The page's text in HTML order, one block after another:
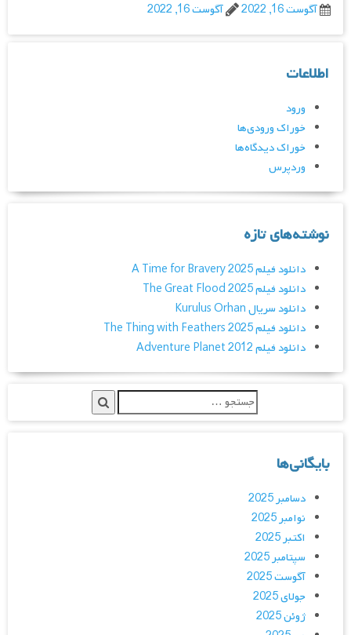
آگوست 16, 2022
آگوست 16, 2022
اطلاعات
ورود
خوراک ورودی‌ها
خوراک دیدگاه‌ها
وردپرس
نوشته‌های تازه
دانلود فیلم A Time for Bravery 2025
دانلود فیلم The Great Flood 2025
دانلود سریال Kurulus Orhan
دانلود فیلم The Thing with Feathers 2025
دانلود فیلم Adventure Planet 2012
بایگانی‌ها
دسامبر 2025
نوامبر 2025
اکتبر 2025
سپتامبر 2025
آگوست 2025
جولای 2025
ژوئن 2025